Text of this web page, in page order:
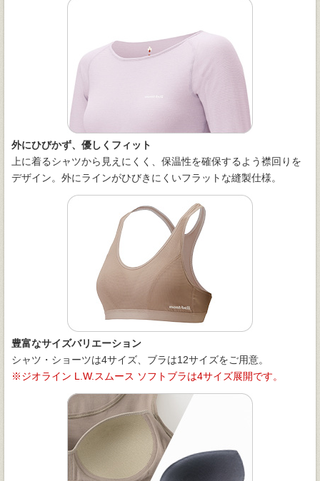
外にひびかず、優しくフィット
上に着るシャツから見えにくく、保温性を確保するよう襟回りを
デザイン。外にラインがひびきにくいフラットな縫製仕様。
豊富なサイズバリエーション
シャツ・ショーツは4サイズ、ブラは12サイズをご用意。
ジオライン L.W.スムース ソフトブラは4サイズ展開です。